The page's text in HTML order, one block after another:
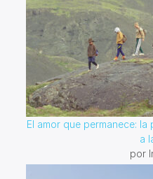
El amor que permanece:
a
por